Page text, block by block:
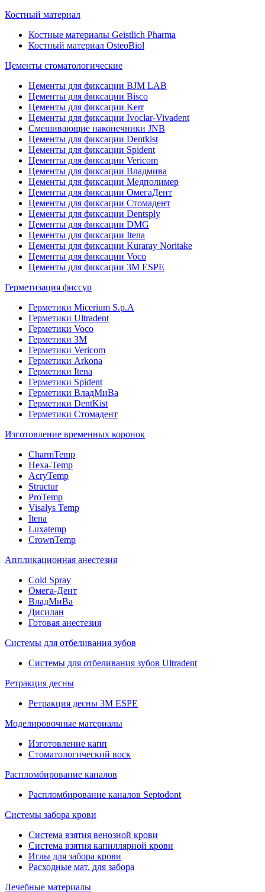
Костный материал
Костные материалы Geistlich Pharma
Костный материал OsteoBiol
Цементы стоматологические
Цементы для фиксации BJM LAB
Цементы для фиксации Bisco
Цементы для фиксации Kerr
Цементы для фиксации Ivoclar-Vivadent
Смешивающие наконечники JNB
Цементы для фиксации Dentkist
Цементы для фиксации Spident
Цементы для фиксации Vericom
Цементы для фиксации Владмива
Цементы для фиксации Медполимер
Цементы для фиксации ОмегаДент
Цементы для фиксации Стомадент
Цементы для фиксации Dentsply
Цементы для фиксации DMG
Цементы для фиксации Itena
Цементы для фиксации Kuraray Noritake
Цементы для фиксации Voco
Цементы для фиксации 3M ESPE
Герметизация фиссур
Герметики Micerium S.p.A
Герметики Ultradent
Герметики Voco
Герметики 3M
Герметики Vericom
Герметики Arkona
Герметики Itena
Герметики Spident
Герметики ВладМиВа
Герметики DentKist
Герметики Стомадент
Изготовление временных коронок
CharmTemp
Hexa-Temp
AcryTemp
Structur
ProTemp
Visalys Temp
Itena
Luxatemp
CrownTemp
Аппликационная анестезия
Cold Spray
Омега-Дент
ВладМиВа
Дисилан
Готовая анестезия
Системы для отбеливания зубов
Системы для отбеливания зубов Ultradent
Ретракция десны
Ретракция десны 3M ESPE
Моделировочные материалы
Изготовление капп
Стоматологический воск
Распломбирование каналов
Распломбирование каналов Septodont
Системы забора крови
Система взятия венозной крови
Система взятия капиллярной крови
Иглы для забора крови
Расходные мат. для забора
Лечебные материалы